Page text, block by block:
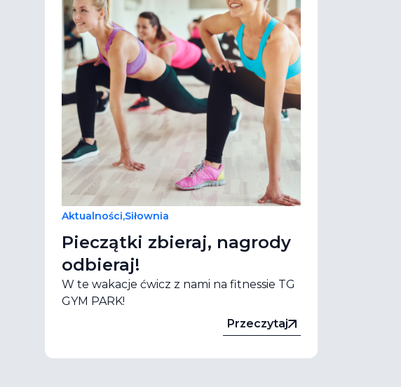
Aktualności,Siłownia
Pieczątki zbieraj, nagrody
odbieraj!
W te wakacje ćwicz z nami na fitnessie TG
GYM PARK!
Przeczytaj